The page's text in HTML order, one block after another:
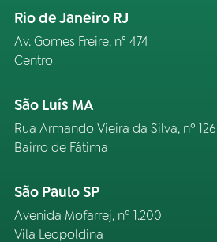
Rio de Janeiro RJ
Av. Gomes Freire, n° 474
Centro
São Luís MA
Rua Armando Vieira da Silva, nº 126
Bairro de Fátima
São Paulo SP
Avenida Mofarrej, nº 1.200
Vila Leopoldina